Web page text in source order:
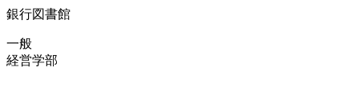
銀行図書館
一般
経営学部